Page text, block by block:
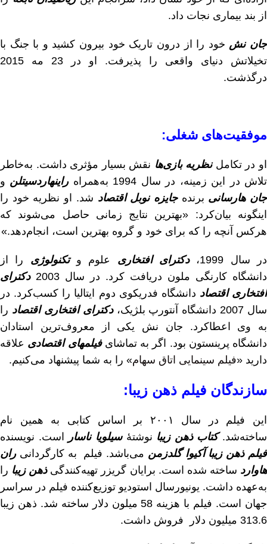
از بند بیماری نجات داد.
جان نش خود را از درون تاریک خود بیرون کشید و با جنگ با
تخیلاتش دنیای واقعی را پذیرفت. او در 23 مه 2015
درگذشت.
موفقیت‌های شغلی:
او در تکاملنظریه بازی‌ها نقش بسیار مؤثری داشت. به‌خاطر
تلاش در این زمینه، در سال 1994 به‌همراه
راینهاردسیتلن و
جان هارسانی برندهجایزه نوبل اقتصاد شد. او نظریه خود را
اینگونه بیان‌کرد: «بهترین نتایج زمانی حاصل می‌شوند که
هرکس آنچه را که برای خود و گروه بهترین است، انجام‌دهد.»
در سال 1999، دکترای افتخاری علوم و تکنولوژی را از
دانشگاه کارنگی ملون دریافت کرد. در سال 2003
دکترای
افتخاری اقتصاد دانشگاه فدریکوی دوم ایتالیا را کسب‌کرد. در
سال 2007 دانشگاه آنتورپ بلژیک،
دکترای افتخاری اقتصاد را
به وی اعطا‌کرد. جان نش یکی از معروف‌ترین استادان
دانشگاه پرینستون بود. اگر به تماشایفیلمهای اقتصادی علاقه
دارید «فیلم سینمایی اتاق سهام» را به شما پیشنهاد می‌کنیم.
سازندگان فیلم ذهن زیبا:
این فیلم در سال ۲۰۰۱ بر اساس کتابی به همین نام
ساخته‌شد.کتاب ذهن زیبا نوشتهٔسیلویا ناسار
است. نویسنده
فیلم ذهن زیبا آکیوا گلدزمن می‌باشد. فیلم به کارگردانی ران
هاوارد ساخته شده است. برایان گریزر تهیه‌کنندگیذهن زیبا را
به‌عهده داشت. یونیورسال استودیو توزیع‌کننده فیلم در سراسر
جهان است. فیلم با هزینه 58 میلون دلار ساخته شد. ذهن زیبا
313.6 میلیون دلار فروش داشت.